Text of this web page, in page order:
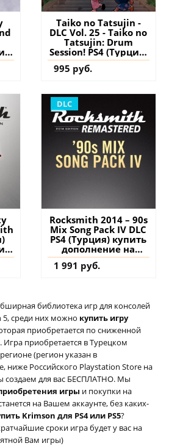
Taiko no Tatsujin -
DLC Vol. 25 - Taiko no
Tatsujin: Drum
Session! PS4 (Турция)
купить дополнение
на аккаунт
995 руб.
DLC
Rocksmith 2014 – 90s
Mix Song Pack IV DLC
PS4 (Турция) купить
дополнение на
аккаунт
1 991 руб.
библиотека игр для консолей
5, среди них можно купить игру
приобретается по сниженной
Игра приобретается в Турецком
(регион указан в
ниже Российского Playstation Store на
создаем для вас БЕСПЛАТНО. Мы
игры и покупки на
на Вашем аккаунте, без каких-
Krimson для PS4 или PS5?
сроки игра будет у вас на
Вам игры)